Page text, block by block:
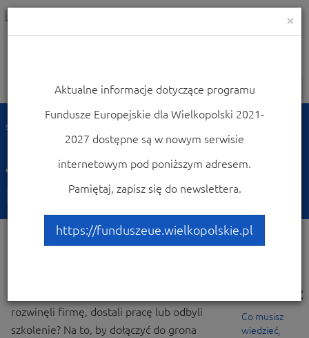
Nawigacja
Strona główna
Jak zacząć korzystać z
programu?
rozwinęli firmę, dostali pracę lub odbyli
szkolenie? Na to, by dołączyć do grona
również
Co musisz
wiedzieć,
×
Aktualne informacje dotyczące programu
Fundusze Europejskie dla Wielkopolski 2021-
2027 dostępne są w nowym serwisie
internetowym pod poniższym adresem.
Pamiętaj, zapisz się do newslettera.
https://funduszeue.wielkopolskie.pl